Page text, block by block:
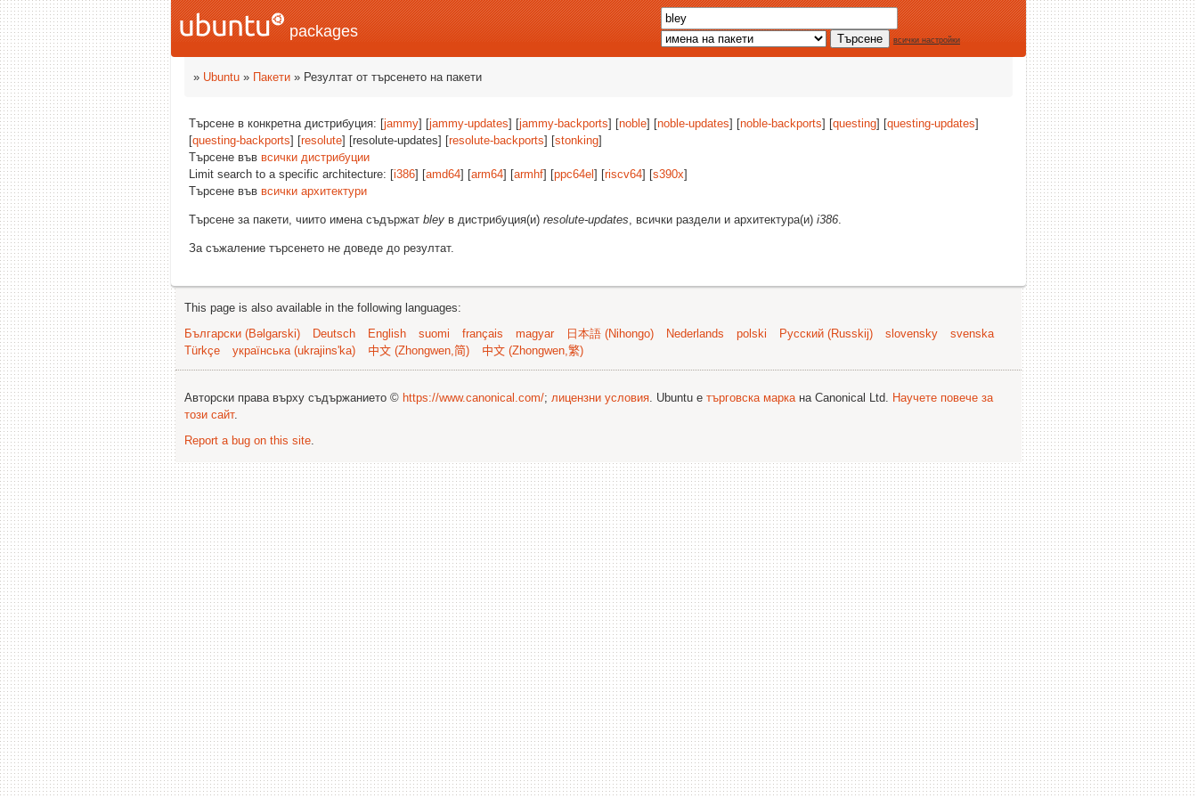
packages всички настройки
» Ubuntu » Пакети » Резултат от търсенето на пакети
Търсене в конкретна дистрибуция: [jammy] [jammy-updates] [jammy-backports] [noble] [noble-updates] [noble-backports] [questing] [questing-updates]
[questing-backports] [resolute] [resolute-updates] [resolute-backports] [stonking]
Търсене във всички дистрибуции
Limit search to a specific architecture: [i386] [amd64] [arm64] [armhf] [ppc64el ] [riscv64] [s390x]
Търсене във всички архитектури
Търсене за пакети, чиито имена съдържат bley в дистрибуция(и) resolute-updates, всички раздели и архитектура(и) i386.
За съжаление търсенето не доведе до резултат.
This page is also available in the following languages:
Български (Bəlgarski)
Deutsch English suomi français magyar 日本語 (Nihongo) Nederlands polski Русский (Russkij) slovensky
svenska
Türkçe
українська (ukrajins'ka) 中文 (Zhongwen,简) 中文 (Zhongwen,繁)
Авторски права върху съдържанието © https://www.canonical.com/; лицензни условия. Ubuntu е търговска маркана Canonical Ltd. Научете повече за
този сайт.
Report a bug on this site.